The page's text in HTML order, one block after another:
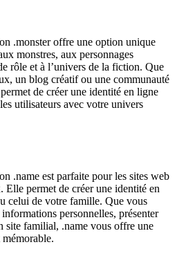
.monster offre une option unique
monstres, aux personnages
rôle et à l’univers de la fiction. Que
un blog créatif ou une communauté
de créer une identité en ligne
utilisateurs avec votre univers
.name est parfaite pour les sites web
Elle permet de créer une identité en
celui de votre famille. Que vous
personnelles, présenter
site familial, .name vous offre une